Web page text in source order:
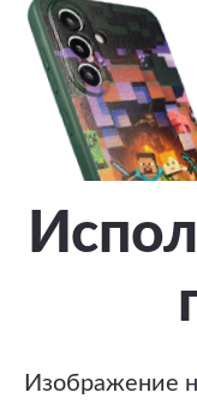
Изображение